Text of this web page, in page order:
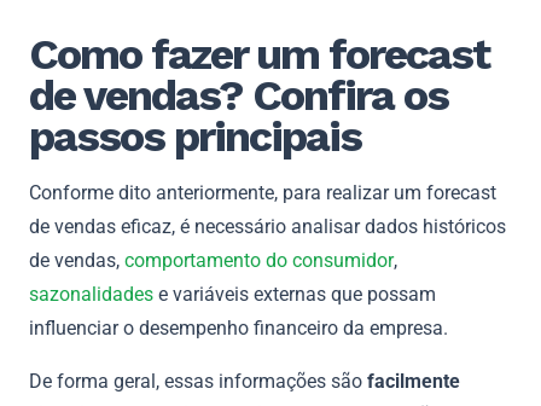
Como fazer um forecast
de vendas? Confira os
passos principais
Conforme dito anteriormente, para realizar um forecast
de vendas eficaz, é necessário analisar dados históricos
de vendas, comportamento do consumidor,
sazonalidades e variáveis externas que possam
influenciar o desempenho financeiro da empresa.
De forma geral, essas informações são facilmente